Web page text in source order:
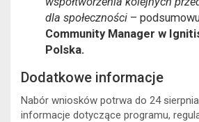
dla społeczności –
Community Manager w
Polska.
Dodatkowe informacje
Nabór wniosków potrwa do 24
informacje dotyczące programu,